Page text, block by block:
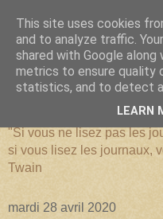
SERIATIM
"Si vous ne lisez pas les
si vous lisez les journaux,
Twain
mardi 28 avril 2020
This site uses cookies
and to analyze traffic.
shared with Google
metrics to ensure quality
statistics, and to detect
LEARN